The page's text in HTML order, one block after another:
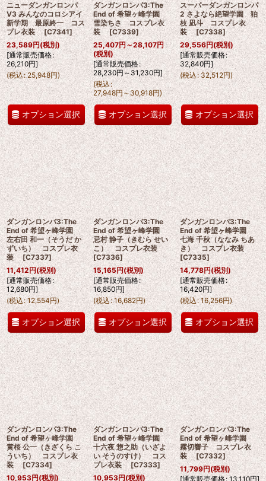
ニューダンガンロンパ
V3 みんなのコロシアイ
新学期 最原終一 コス
プレ衣装 [C7341]
23,589円(税別)
[通常販売価格:
26,210円]
(税込: 25,948円)
オプション選択
ダンガンロンパ3:The
End of 希望ヶ峰学園
雪染ちさ コスプレ衣
装 [C7339]
25,407円～28,107円
(税別)
[通常販売価格:
28,230円～31,230円]
(税込:
27,948円～30,918円)
オプション選択
スーパーダンガンロンパ
2 さよなら絶望学園 狛
枝 凪斗 コスプレ衣
装 [C7338]
29,556円(税別)
[通常販売価格:
32,840円]
(税込: 32,512円)
オプション選択
ダンガンロンパ3:The
End of 希望ヶ峰学園
左右田 和一（そうだ か
ずいち） コスプレ衣
装 [C7337]
11,412円(税別)
[通常販売価格:
12,680円]
(税込: 12,554円)
オプション選択
ダンガンロンパ3:The
End of 希望ヶ峰学園
忌村 静子（きむら せい
こ） コスプレ衣装
[C7336]
15,165円(税別)
[通常販売価格:
16,850円]
(税込: 16,682円)
オプション選択
ダンガンロンパ3:The
End of 希望ヶ峰学園
七海 千秋（ななみ ちあ
き） コスプレ衣装
[C7335]
14,778円(税別)
[通常販売価格:
16,420円]
(税込: 16,256円)
オプション選択
ダンガンロンパ3:The
End of 希望ヶ峰学園
黄桜 公一（きざくら こ
ういち） コスプレ衣
装 [C7334]
10,953円(税別)
ダンガンロンパ3:The
End of 希望ヶ峰学園
十六夜 惣之助（いざよ
い そうのすけ） コス
プレ衣装 [C7333]
10,953円(税別)
ダンガンロンパ3:The
End of 希望ヶ峰学園
霧切響子 コスプレ衣
装 [C7332]
11,799円(税別)
[通常販売価格: 13,110円]